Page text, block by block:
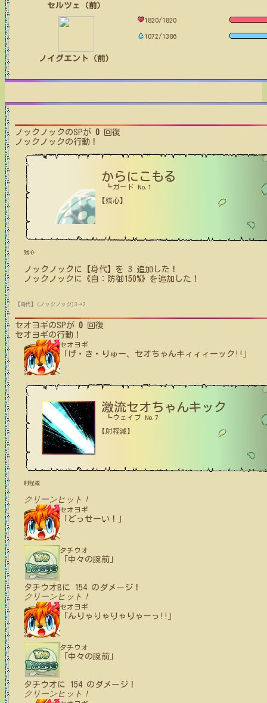
セルツェ（前）
ノイグエント（前）
1820/1820
1072/1386
ノックノック のSPが 0 回復
ノックノック の行動！
からにこもる
┗ガード No.1
【残心】
残心
ノックノック に【身代】を 3 追加した！
ノックノック に 《自：防御150%》 を追加した！
【身代】(ノックノック)3→2
セオヨギのSPが 0 回復
セオヨギの行動！
セオヨギ
「げ・き・りゅー、セオちゃんキィィィーック!!」
激流セオちゃんキック
┗ウェイブ No.7
【射程減】
射程減
クリーンヒット！
セオヨギ
「どっせーい！」
タチウオ
「中々の腕前」
タチウオB に 154のダメージ！
クリーンヒット！
セオヨギ
「んりゃりゃりゃりゃーっ!!」
タチウオ
「中々の腕前」
タチウオ に 154のダメージ！
クリーンヒット！